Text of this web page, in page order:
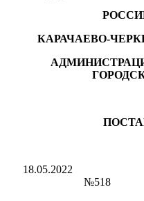
КАРАЧАЕВО-
18.05.2022
№518